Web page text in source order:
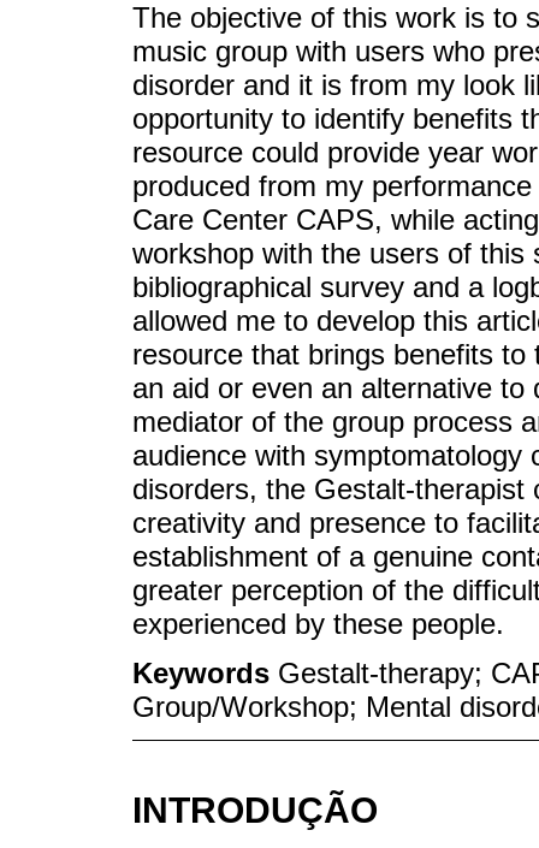
The objective of this work is to
music group with users who
disorder and it is from my look
opportunity to identify benefits
resource could provide year
produced from my
Care Center CAPS, while
workshop with the users of this
bibliographical survey and a
allowed me to develop this
resource that brings benefits
an aid or even an alternative
mediator of the group process
audience with symptomatology
disorders, the Gestalt-
creativity and presence to
establishment of a genuine
greater perception of the
experienced by these people.
Keywords Gestalt-therapy;
Group/Workshop; Mental
INTRODUÇÃO